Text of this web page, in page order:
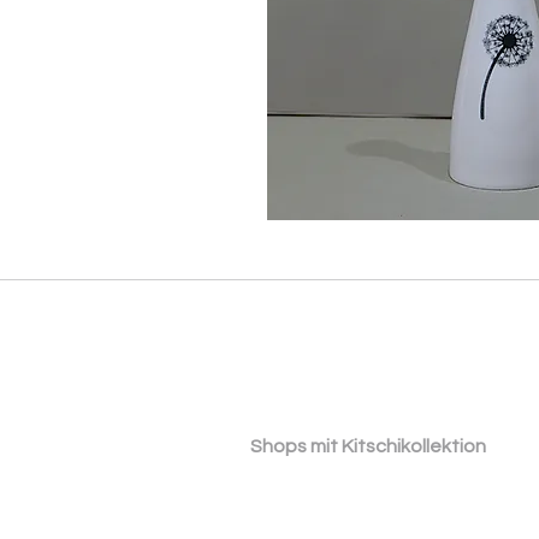
​ ​Shops mit Kitschikollektion